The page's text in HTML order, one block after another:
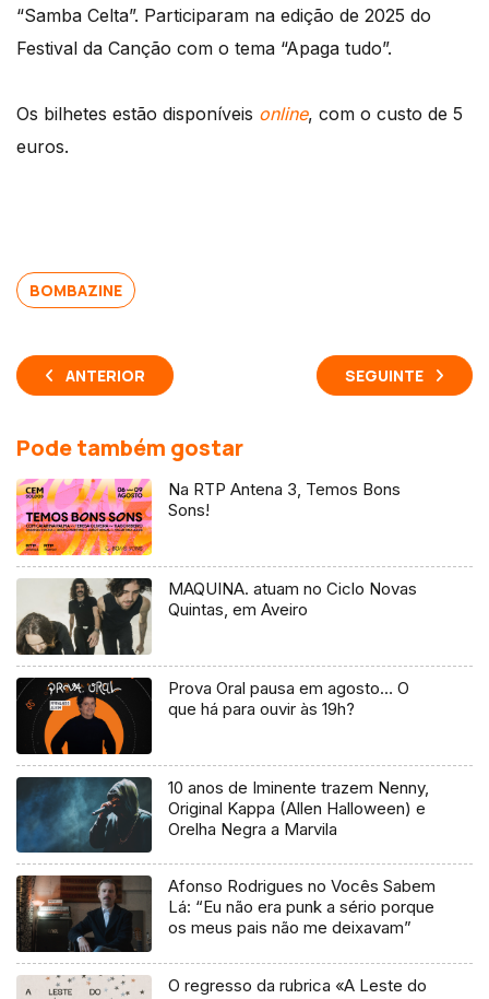
“Samba Celta”. Participaram na edição de 2025 do
Festival da Canção com o tema “Apaga tudo”.
Os bilhetes estão disponíveis online, com o custo de 5
euros.
BOMBAZINE
ANTERIOR SEGUINTE
Pode também gostar
Na RTP Antena 3, Temos Bons
Sons!
MAQUINA. atuam no Ciclo Novas
Quintas, em Aveiro
Prova Oral pausa em agosto… O
que há para ouvir às 19h?
10 anos de Iminente trazem Nenny,
Original Kappa (Allen Halloween) e
Orelha Negra a Marvila
Afonso Rodrigues no Vocês Sabem
Lá: “Eu não era punk a sério porque
os meus pais não me deixavam”
O regresso da rubrica «A Leste do